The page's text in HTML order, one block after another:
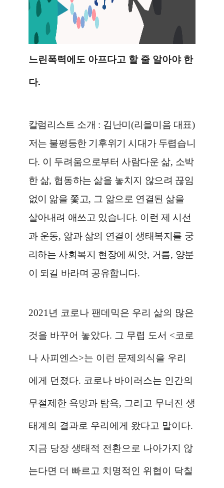
느린폭력에도 아프다고 할 줄 알아야 한
다.
칼럼리스트 소개 : 김난미(리을미음 대표)
저는 불평등한 기후위기 시대가 두렵습니
다. 이 두려움으로부터 사람다운 삶, 소박
한 삶, 협동하는 삶을 놓치지 않으려 끊임
없이 앎을 쫓고, 그 앎으로 연결된 삶을
살아내려 애쓰고 있습니다. 이런 제 시선
과 운동, 앎과 삶의 연결이 생태복지를 궁
리하는 사회복지 현장에 씨앗, 거름, 양분
이 되길 바라며 공유합니다.
2021 년 코로나 팬데믹은 우리 삶의 많은
것을 바꾸어 놓았다. 그 무렵 도서 <코로
나 사피엔스>는 이런 문제의식을 우리
에게 던졌다. 코로나 바이러스는 인간의
무절제한 욕망과 탐욕, 그리고 무너진 생
태계의 결과로 우리에게 왔다고 말이다.
지금 당장 생태적 전환으로 나아가지 않
는다면 더 빠르고 치명적인 위협이 닥칠